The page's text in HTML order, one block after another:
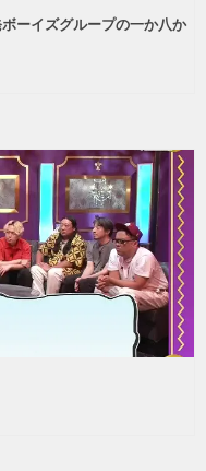
ーイズグループの一か八か